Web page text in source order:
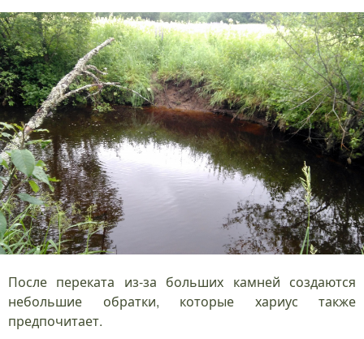
После переката из-за больших камней создаются
небольшие обратки, которые хариус также
предпочитает.